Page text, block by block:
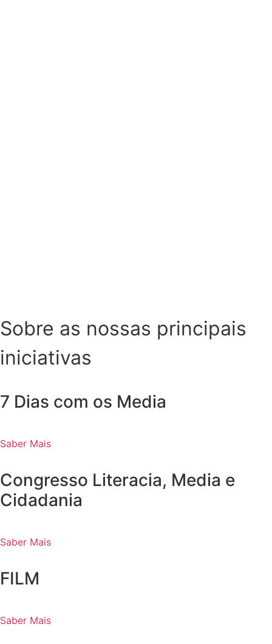
Sobre as nossas principais
iniciativas
7 Dias com os Media
Saber Mais
Congresso Literacia, Media e
Cidadania
Saber Mais
FILM
Saber Mais